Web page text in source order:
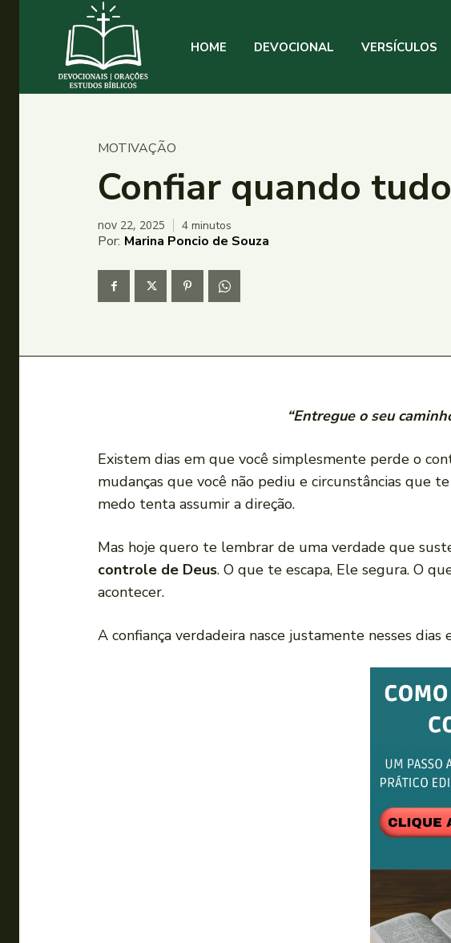
HOME DEVOCIONAL VERSÍCULOS
MOTIVAÇÃO
Confiar quando
nov 22, 2025 4 minutos
Por: Marina Poncio de Souza
“Entregue o seu
Existem dias em que você simplesmente perde o
mudanças que você não pediu e circunstâncias que
medo tenta assumir a direção.
Mas hoje quero te lembrar de uma verdade que
controle de Deus. O que te escapa, Ele segura. O
acontecer.
A confiança verdadeira nasce justamente nesses